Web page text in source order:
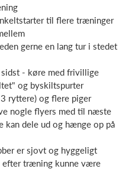
til flere træninger
gerne en lang tur i stedet
- køre med frivillige
og byskiltspurter
ryttere) og flere piger
nogle flyers med til næste
kan dele ud og hænge op på
er sjovt og hyggeligt
efter træning kunne være